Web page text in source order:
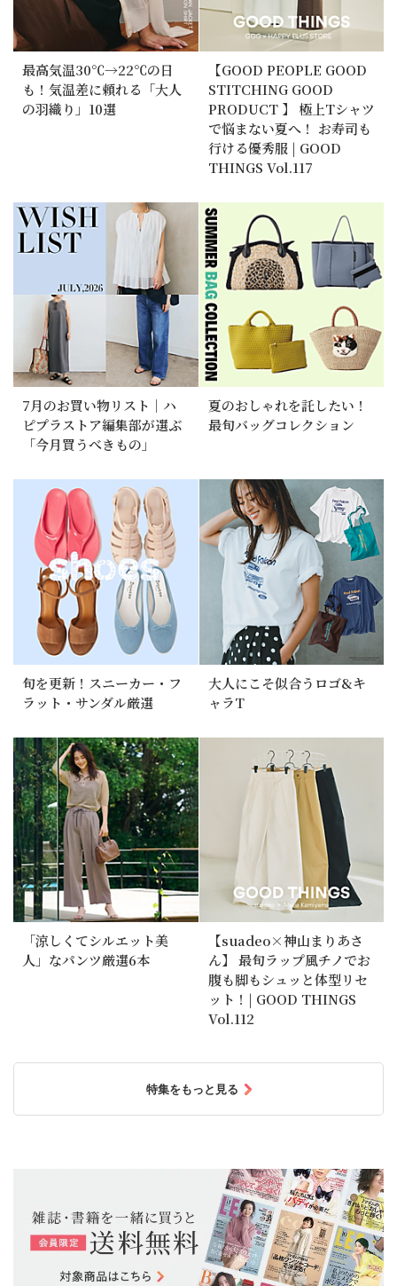
最高気温30℃→22℃の日
も！気温差に頼れる「大人
の羽織り」10選
【GOOD PEOPLE GOOD
STITCHING GOOD
PRODUCT 】 極上Tシャツ
で悩まない夏へ！ お寿司も
行ける優秀服 | GOOD
THINGS Vol.117
7月のお買い物リスト｜ハ
ピプラストア編集部が選ぶ
「今月買うべきもの」
夏のおしゃれを託したい！
最旬バッグコレクション
旬を更新！スニーカー・フ
ラット・サンダル厳選
大人にこそ似合うロゴ&キ
ャラT
「涼しくてシルエット美
人」なパンツ厳選6本
【suadeo×神山まりあさ
ん】 最旬ラップ風チノでお
腹も脚もシュッと体型リセ
ット！| GOOD THINGS
Vol.112
特集をもっと見る